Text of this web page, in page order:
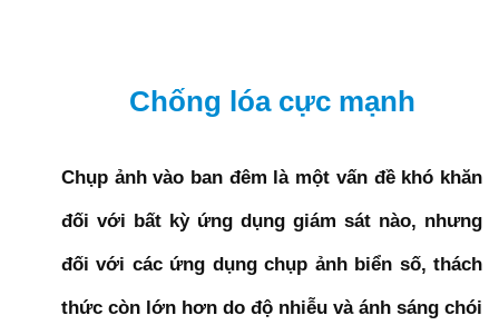
Chống lóa cực mạnh
Chụp ảnh vào ban đêm là một vấn đề khó khăn
đối với bất kỳ ứng dụng giám sát nào, nhưng
đối với các ứng dụng chụp ảnh biển số, thách
thức còn lớn hơn do độ nhiễu và ánh sáng chói